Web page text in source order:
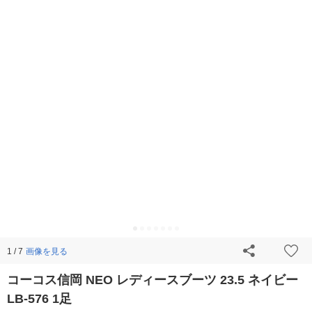
1 / 7 画像を見る
コーコス信岡 NEO レディースブーツ 23.5 ネイビー
LB-576 1足